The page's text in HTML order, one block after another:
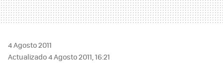
4 Agosto 2011
Actualizado 4 Agosto 2011, 16:21